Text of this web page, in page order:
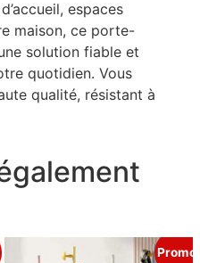
espaces
maison, ce porte-
solution fiable et
quotidien. Vous
qualité, résistant à
Promo